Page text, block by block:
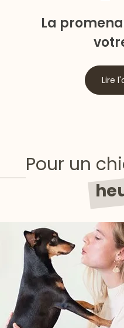
La
Lire
Pour un